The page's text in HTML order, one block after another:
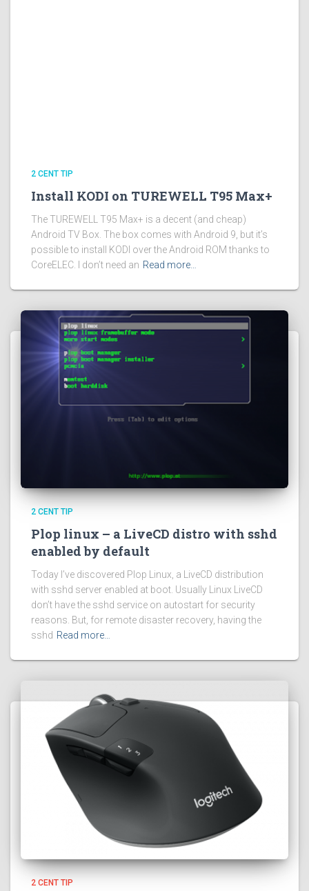
2 CENT TIP
Install KODI on TUREWELL T95 Max+
The TUREWELL T95 Max+ is a decent (and cheap)
Android TV Box. The box comes with Android 9, but it’s
possible to install KODI over the Android ROM thanks to
CoreELEC. I don’t need an Read more…
2 CENT TIP
Plop linux – a LiveCD distro with sshd
enabled by default
Today I’ve discovered Plop Linux, a LiveCD distribution
with sshd server enabled at boot. Usually Linux LiveCD
don’t have the sshd service on autostart for security
reasons. But, for remote disaster recovery, having the
sshd Read more…
2 CENT TIP